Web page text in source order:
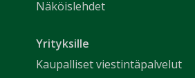
Näköislehdet
Yrityksille
Kaupalliset viestintäpalvelut